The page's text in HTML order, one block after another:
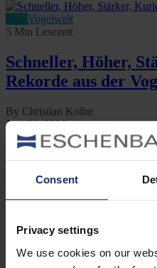
Consent
Privacy settings
We use cookies on our
Vogelwelt
5 Min Lesezeit
Schneller, Höher,
Rekorde aus der
By Christian Kolbe
Juni 21, 2023
Jetzt lesen
NeuReisenVogelwelt
3 Min Lesezeit
Vogelbeobachtung
By Jan Bolczyk
Dezember 3, 2014
Jetzt lesen